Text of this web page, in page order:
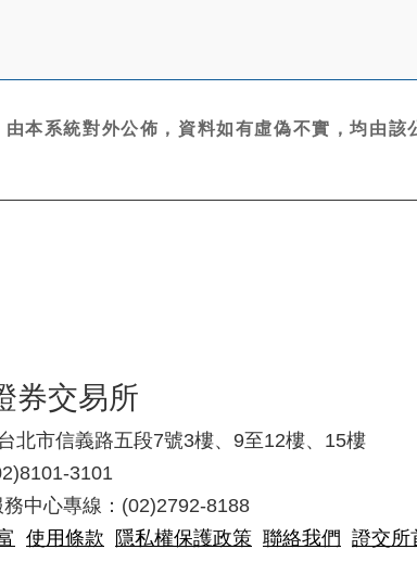
本系統對外公佈，資料如有虛偽不實，均由該
券交易所
北市信義路五段7號3樓、9至12樓、15樓
3101
中心專線：(02)2792-8188
使用條款 隱私權保護政策 聯絡我們 證交所